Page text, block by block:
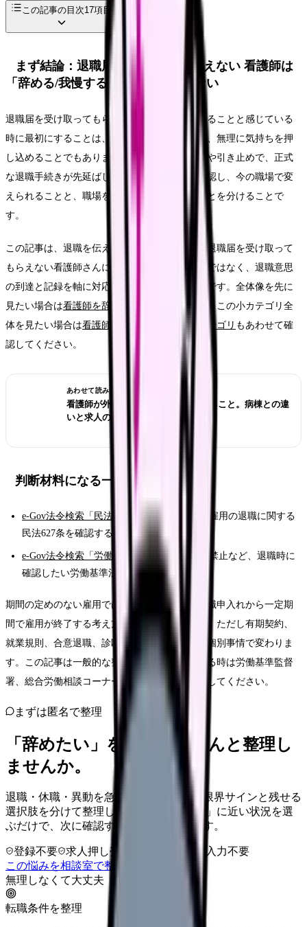
この記事の目次17項目
まず結論：退職届 受け取ってもらえない 看護師は
「辞める/我慢する」の二択で決めない
退職届を受け取ってもらえない看護師が確認することと感じている
時に最初にすることは、退職届を書くことでも、無理に気持ちを押
し込めることでもありません。まず、人手不足や引き止めで、正式
な退職手続きが先延ばしにされていることを確認し、今の職場で変
えられることと、職場を変えないと動かないことを分けることで
す。
この記事は、退職を伝えたのに、師長や事務に退職届を受け取って
もらえない看護師さんに向けて、感情的な対立ではなく、退職意思
の到達と記録を軸に対応を整理するための記事です。全体像を先に
見たい場合は看護師を辞めたい時の完全ガイド
、この小カテゴリ全
体を見たい場合は看護師の「辞めたい」悩みカテゴリ もあわせて確
認してください。
あわせて読みたい
看護師が外来へ転職する前に確認すること。病棟との違
いと求人の見方
判断材料になる一次情報
e-Gov法令検索「民法」
：期間の定めのない雇用の退職に関する
民法627条を確認する一次情報です。
e-Gov法令検索「労働基準法」
：賠償予定の禁止など、退職時に
確認したい労働基準法の一次情報です。
期間の定めのない雇用では、民法627条1項に退職申入れから一定期
間で雇用が終了する考え方が定められています。ただし有期契約、
就業規則、合意退職、診断書が関係する場合は個別事情で変わりま
す。この記事は一般的な整理であり、争いがある時は労働基準監督
署、総合労働相談コーナー、弁護士などに相談してください。
まずは匿名で整理
「辞めたい」を、カンゴさんと整理し
ませんか。
退職・休職・異動を急いで決める前に、限界サインと残せる
選択肢を分けて整理します。 「辞めたい」に近い状況を選
ぶだけで、次に確認することまで進めます。
登録不要 求人押し売りなし
病院名は入力不要
この悩みを相談室で整理する
無理しなくて大丈夫
転職条件を整理